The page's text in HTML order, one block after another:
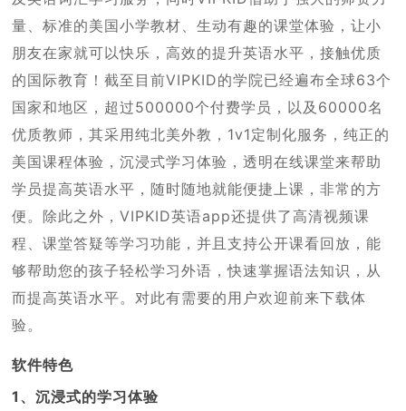
量、标准的美国小学教材、生动有趣的课堂体验，让小
朋友在家就可以快乐，高效的提升英语水平，接触优质
的国际教育！截至目前VIPKID的学院已经遍布全球63个
国家和地区，超过500000个付费学员，以及60000名
优质教师，其采用纯北美外教，1v1定制化服务，纯正的
美国课程体验，沉浸式学习体验，透明在线课堂来帮助
学员提高英语水平，随时随地就能便捷上课，非常的方
便。除此之外，VIPKID英语app还提供了高清视频课
程、课堂答疑等学习功能，并且支持公开课看回放，能
够帮助您的孩子轻松学习外语，快速掌握语法知识，从
而提高英语水平。对此有需要的用户欢迎前来下载体
验。
软件特色
1、沉浸式的学习体验